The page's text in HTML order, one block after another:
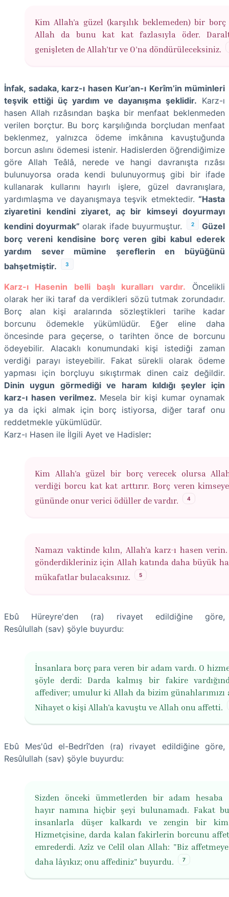
Kim Allah’a güzel (karşılık beklemeden) bir
Allah da bunu kat kat fazlasıyla öder.
genişleten de Allah’tır ve O’na döndürüleceksiniz.
İnfak, sadaka, karz-ı hasen Kur’an-ı Kerîm’in müminleri
teşvik ettiği üç yardım ve dayanışma şeklidir. Karz-ı
hasen Allah rızâsından başka bir menfaat beklenmeden
verilen borçtur. Bu borç karşılığında borçludan menfaat
beklenmez, yalnızca ödeme imkânına kavuştuğunda
borcun aslını ödemesi istenir. Hadislerden öğrendiğimize
göre Allah Teâlâ, nerede ve hangi davranışta rızâsı
bulunuyorsa orada kendi bulunuyormuş gibi bir ifade
kullanarak kullarını hayırlı işlere, güzel davranışlara,
yardımlaşma ve dayanışmaya teşvik etmektedir. “Hasta
ziyaretini kendini ziyaret, aç bir kimseyi doyurmayı
kendini doyurmak”olarak ifade buyurmuştur. 2
Güzel
borç vereni kendisine borç veren gibi kabul ederek
yardım sever mümine şereflerin en büyüğünü
bahşetmiştir.
3
Karz-ı Hasenin belli başlı kuralları vardır.
Öncelikli
olarak her iki taraf da verdikleri sözü tutmak zorundadır.
Borç alan kişi aralarında sözleştikleri tarihe kadar
borcunu ödemekle yükümlüdür. Eğer eline daha
öncesinde para geçerse, o tarihten önce de borcunu
ödeyebilir. Alacaklı konumundaki kişi istediği zaman
verdiği parayı isteyebilir. Fakat sürekli olarak ödeme
yapması için borçluyu sıkıştırmak dinen caiz değildir.
Dinin uygun görmediği ve haram kıldığı şeyler için
karz-ı hasen verilmez. Mesela bir kişi kumar oynamak
ya da içki almak için borç istiyorsa, diğer taraf onu
reddetmekle yükümlüdür.
Karz-ı Hasen ile İlgili Ayet ve Hadisler:
Kim Allah'a güzel bir borç verecek olursa
verdiği borcu kat kat arttırır. Borç veren
gününde onur verici ödüller de vardır.
4
Namazı vaktinde kılın, Allah'a karz-ı hasen
gönderdikleriniz için Allah katında daha büyük
mükafatlar bulacaksınız.
5
Ebû Hüreyre'den (ra) rivayet edildiğine göre,
Resûlullah (sav) şöyle buyurdu:
İnsanlara borç para veren bir adam vardı. O
şöyle derdi: Darda kalmış bir fakire
affediver; umulur ki Allah da bizim günahlarımızı
Nihayet o kişi Allah'a kavuştu ve Allah onu affetti.
Ebû Mes'ûd el-Bedrî’den (ra) rivayet edildiğine göre,
Resûlullah (sav) şöyle buyurdu:
Sizden önceki ümmetlerden bir adam hesaba
hayır namına hiçbir şeyi bulunamadı. Fakat
insanlarla düşer kalkardı ve zengin bir
Hizmetçisine, darda kalan fakirlerin borcunu
emrederdi. Azîz ve Celîl olan Allah: "Biz
daha lâyıkız; onu affediniz" buyurdu.
7